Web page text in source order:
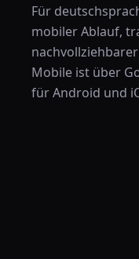
Für
mobiler Ablauf,
Mobile ist über
für Android und